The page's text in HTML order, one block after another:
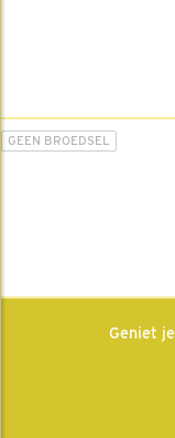
GEEN BROEDSEL
Geniet